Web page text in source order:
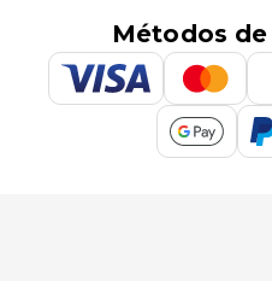
Métodos